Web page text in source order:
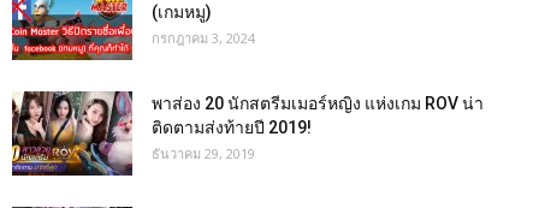
(เกมหมู)
กรกฎาคม 3, 2024
พาส่อง 20 นักสตรีมเมอร์หญิง แห่งเกม ROV น่า
ติดตามส่งท้ายปี 2019!
ธันวาคม 29, 2019